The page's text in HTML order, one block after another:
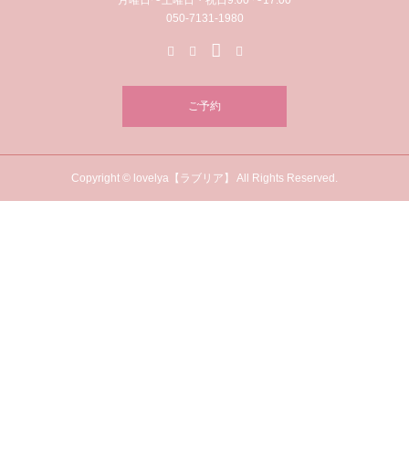
050-7131-1980
ご予約
Copyright © lovelya【ラブリア】 All Rights Reserved.